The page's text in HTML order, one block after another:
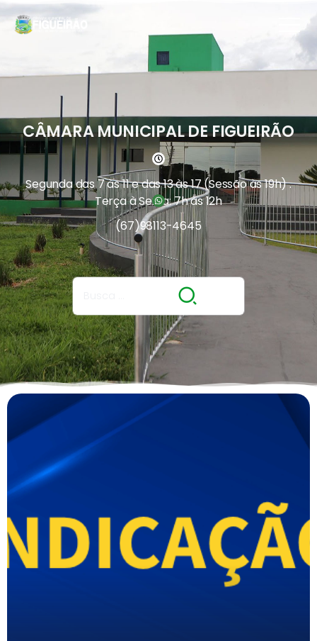
CÂMARA MUNICIPAL DE FIGUEIRÃO
Segunda das 7 às 11 e das 13 às 17 (Sessão às 19h) .
Terça à Sexta: 7h às 12h
(67)98113-4645